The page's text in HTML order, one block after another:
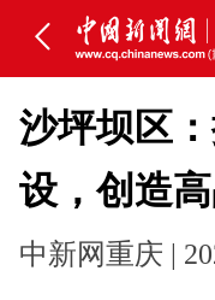
沙坪坝区
设，创造
中新网重庆 |